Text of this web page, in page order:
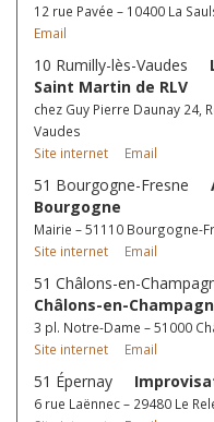
12 rue Pavée – 10400 La
Email
10 Rumilly-lès-Vaudes
Saint Martin de RLV
chez Guy Pierre Daunay 24,
Vaudes
Site internet
Email
51 Bourgogne-Fresne
Bourgogne
Mairie – 51110 Bourgogne-
Site internet
Email
51 Châlons-en-
Châlons-en-
3 pl. Notre-Dame – 51000
Site internet
Email
51 Épernay
6 rue Laënnec – 29480 Le